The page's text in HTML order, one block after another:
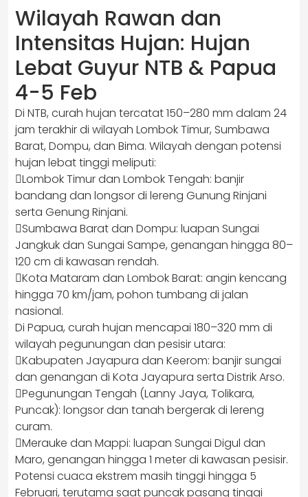
Wilayah Rawan dan
Intensitas Hujan: Hujan
Lebat Guyur NTB & Papua
4-5 Feb
Di NTB, curah hujan tercatat 150–280 mm dalam 24
jam terakhir di wilayah Lombok Timur, Sumbawa
Barat, Dompu, dan Bima. Wilayah dengan potensi
hujan lebat tinggi meliputi:
Lombok Timur dan Lombok Tengah: banjir
bandang dan longsor di lereng Gunung Rinjani
serta Genung Rinjani.
Sumbawa Barat dan Dompu: luapan Sungai
Jangkuk dan Sungai Sampe, genangan hingga 80–
120 cm di kawasan rendah.
Kota Mataram dan Lombok Barat: angin kencang
hingga 70 km/jam, pohon tumbang di jalan
nasional.
Di Papua, curah hujan mencapai 180–320 mm di
wilayah pegunungan dan pesisir utara:
Kabupaten Jayapura dan Keerom: banjir sungai
dan genangan di Kota Jayapura serta Distrik Arso.
Pegunungan Tengah (Lanny Jaya, Tolikara,
Puncak): longsor dan tanah bergerak di lereng
curam.
Merauke dan Mappi: luapan Sungai Digul dan
Maro, genangan hingga 1 meter di kawasan pesisir.
Potensi cuaca ekstrem masih tinggi hingga 5
Februari, terutama saat puncak pasang tinggi